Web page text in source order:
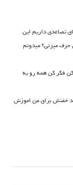
تصاعدی داریم این
میزنی؟ میدونم
کن فکر کن همه رو یه
خفنش برای من اموزش